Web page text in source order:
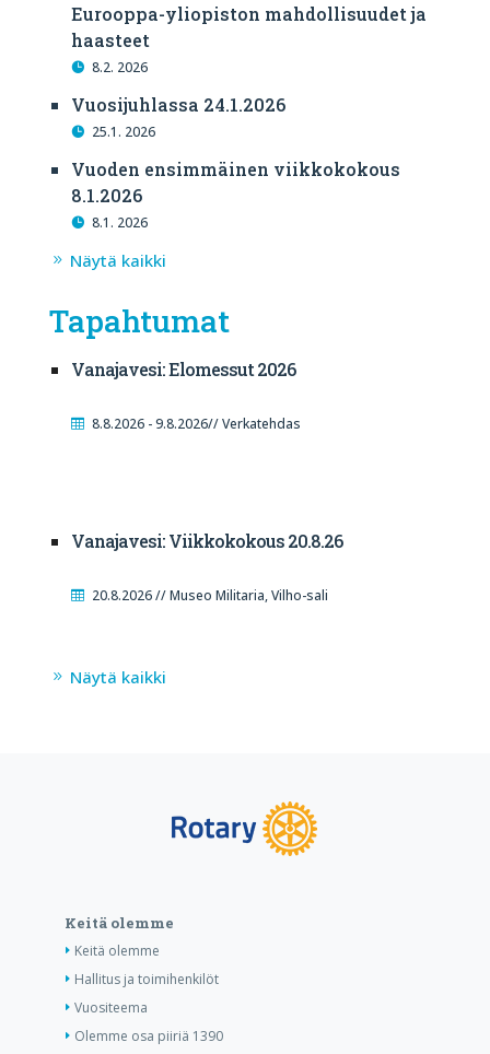
Eurooppa-yliopiston mahdollisuudet ja
haasteet
8.2. 2026
Vuosijuhlassa 24.1.2026
25.1. 2026
Vuoden ensimmäinen viikkokokous
8.1.2026
8.1. 2026
Näytä kaikki
Tapahtumat
Vanajavesi: Elomessut 2026
8.8.2026 - 9.8.2026// Verkatehdas
Vanajavesi: Viikkokokous 20.8.26
20.8.2026 // Museo Militaria, Vilho-sali
Näytä kaikki
Keitä olemme
Keitä olemme
Hallitus ja toimihenkilöt
Vuositeema
Olemme osa piiriä 1390